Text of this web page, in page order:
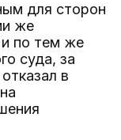
для сторон
же
по тем же
суда, за
в